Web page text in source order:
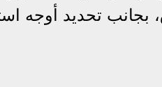
بجانب تحديد أوجه